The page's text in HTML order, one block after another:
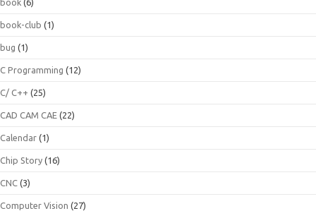
book (6)
book-club (1)
bug (1)
C Programming (12)
C/ C++ (25)
CAD CAM CAE (22)
Calendar (1)
Chip Story (16)
CNC (3)
Computer Vision (27)